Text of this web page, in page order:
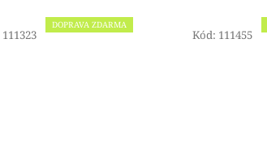
111323
DOPRAVA ZDARMA
Kód: 111455